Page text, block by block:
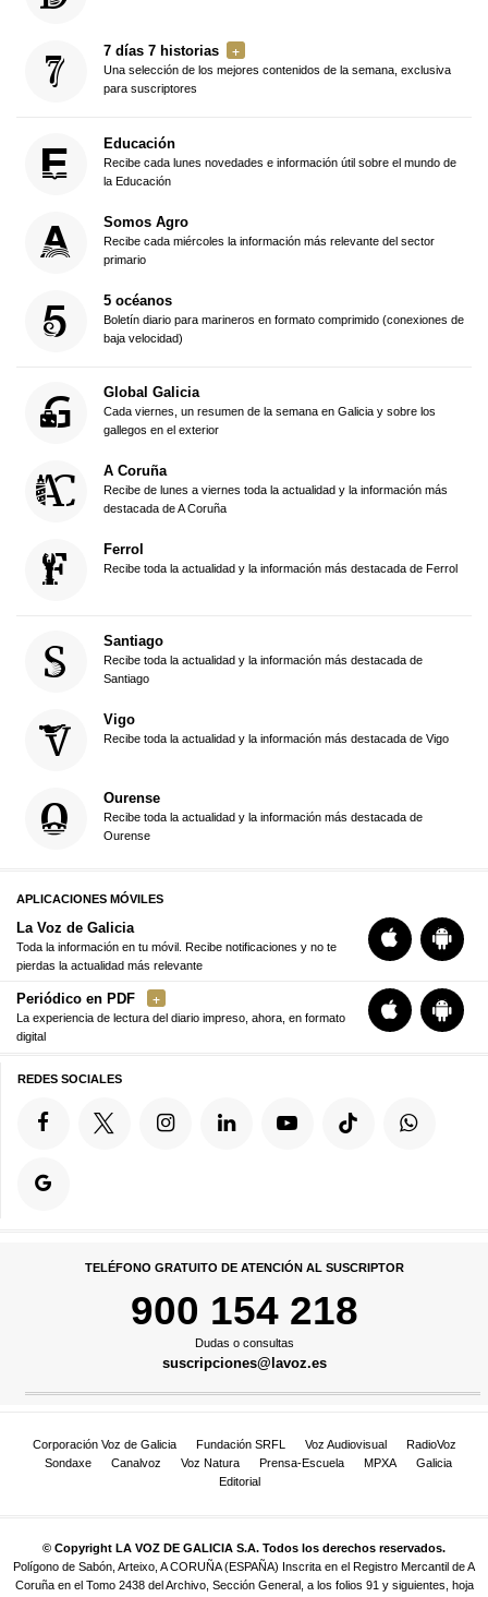
7 días 7 historias
Una selección de los mejores contenidos de la semana, exclusiva
para suscriptores
Educación
Recibe cada lunes novedades e información útil sobre el mundo de
la Educación
Somos Agro
Recibe cada miércoles la información más relevante del sector
primario
5 océanos
Boletín diario para marineros en formato comprimido (conexiones de
baja velocidad)
Global Galicia
Cada viernes, un resumen de la semana en Galicia y sobre los
gallegos en el exterior
A Coruña
Recibe de lunes a viernes toda la actualidad y la información más
destacada de A Coruña
Ferrol
Recibe toda la actualidad y la información más destacada de Ferrol
Santiago
Recibe toda la actualidad y la información más destacada de
Santiago
Vigo
Recibe toda la actualidad y la información más destacada de Vigo
Ourense
Recibe toda la actualidad y la información más destacada de
Ourense
APLICACIONES MÓVILES
La Voz de Galicia
Toda la información en tu móvil. Recibe notificaciones y no te
pierdas la actualidad más relevante
Periódico en PDF
La experiencia de lectura del diario impreso, ahora, en formato
digital
REDES SOCIALES
TELÉFONO GRATUITO DE ATENCIÓN AL SUSCRIPTOR
900 154 218
Dudas o consultas
suscripciones@lavoz.es
Corporación Voz de Galicia Fundación SRFL Voz Audiovisual
RadioVoz
Sondaxe
Canalvoz Voz Natura Prensa-Escuela MPXA
Galicia
Editorial
© Copyright LA VOZ DE GALICIA S.A. Todos los derechos reservados.
Polígono de Sabón, Arteixo, A CORUÑA (ESPAÑA) Inscrita en el Registro Mercantil de A
Coruña en el Tomo 2438 del Archivo, Sección General, a los folios 91 y siguientes, hoja